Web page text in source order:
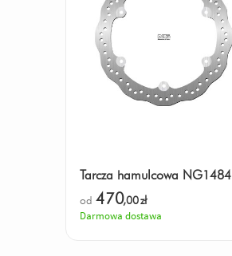
Tarcza hamulcowa NG1484
od 470,00zł
Darmowa dostawa